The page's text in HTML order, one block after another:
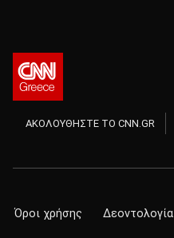
ΑΚΟΛΟΥΘΗΣΤΕ ΤΟ CNN.GR
Όροι χρήσης Δεοντολογία